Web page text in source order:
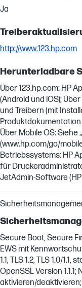
Ja
http://www.123.hp.com
Herunterladbare
Über 123.hp.com: HP
(Android und iOS);
und Treibern (mit
Über Mobile OS: Siehe
(www.hp.com/go/
Betriebssystems: HP
für
JetAdmin-Software
Secure Boot, Secure
EWS mit
1.1, TLS 1.2, TLS 1.0/
OpenSSL Version
aktivieren/deaktivieren;